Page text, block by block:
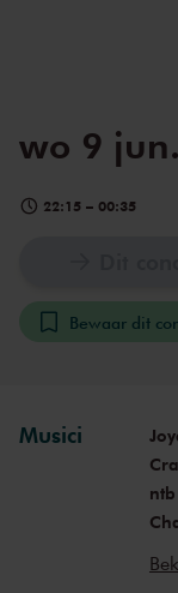
wo 9
22:15 – 00:35
Bewaar dit
Musici
ntb